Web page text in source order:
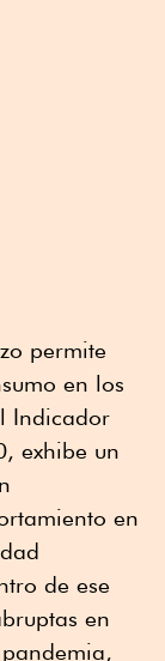
permite
en los
Indicador
exhibe un
en
de ese
en